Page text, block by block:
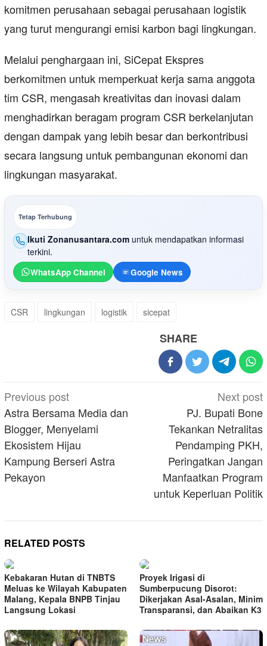
komitmen perusahaan sebagai perusahaan logistik
yang turut mengurangi emisi karbon bagi lingkungan.
Melalui penghargaan ini, SiCepat Ekspres
berkomitmen untuk memperkuat kerja sama anggota
tim CSR, mengasah kreativitas dan inovasi dalam
menghadirkan beragam program CSR berkelanjutan
dengan dampak yang lebih besar dan berkontribusi
secara langsung untuk pembangunan ekonomi dan
lingkungan masyarakat.
Tetap Terhubung
Ikuti Zonanusantara.com untuk mendapatkan informasi
terkini.
WhatsApp Channel Google News
CSR lingkungan logistik sicepat
SHARE
Post
navigation
Previous post
Astra Bersama Media dan
Blogger, Menyelami
Ekosistem Hijau
Kampung Berseri Astra
Pekayon
Next post
PJ. Bupati Bone
Tekankan Netralitas
Pendamping PKH,
Peringatkan Jangan
Manfaatkan Program
untuk Keperluan Politik
RELATED POSTS
Kebakaran Hutan di TNBTS
Meluas ke Wilayah Kabupaten
Malang, Kepala BNPB Tinjau
Langsung Lokasi
Proyek Irigasi di
Sumberpucung Disorot:
Dikerjakan Asal-Asalan, Minim
Transparansi, dan Abaikan K3